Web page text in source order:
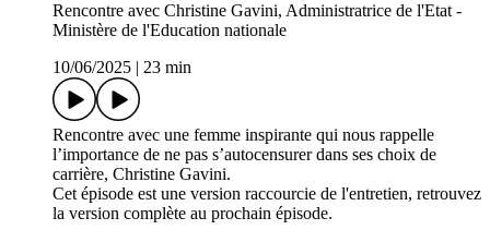
Rencontre avec Christine Gavini, Administratrice de l'Etat -
Ministère de l'Education nationale
10/06/2025
23 min
Rencontre avec une femme inspirante qui nous rappelle
l’importance de ne pas s’autocensurer dans ses choix de
carrière, Christine Gavini.
Cet épisode est une version raccourcie de l'entretien, retrouvez
la version complète au prochain épisode.